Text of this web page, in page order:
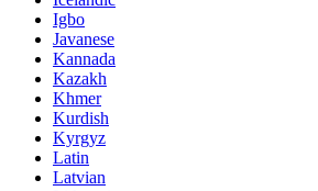
Igbo
Javanese
Kannada
Kazakh
Khmer
Kurdish
Kyrgyz
Latin
Latvian